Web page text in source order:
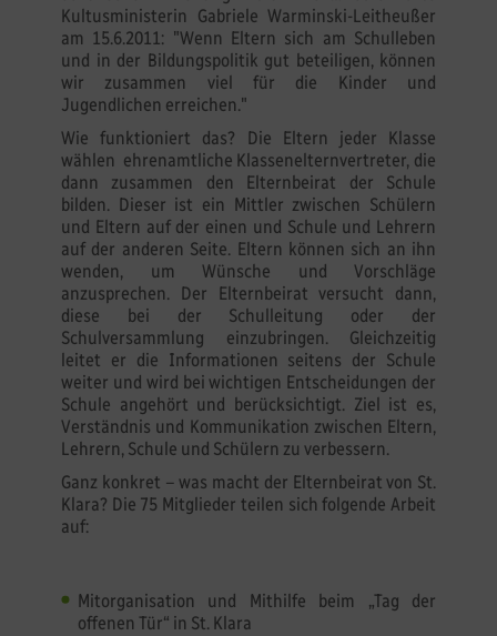
Kultusministerin Gabriele Warminski-Leitheußer
am 15.6.2011: "Wenn Eltern sich am Schulleben
und in der Bildungspolitik gut beteiligen, können
wir zusammen viel für die Kinder und
Jugendlichen erreichen."
Wie funktioniert das? Die Eltern jeder Klasse
wählen ehrenamtliche Klassenelternvertreter, die
dann zusammen den Elternbeirat der Schule
bilden. Dieser ist ein Mittler zwischen Schülern
und Eltern auf der einen und Schule und Lehrern
auf der anderen Seite. Eltern können sich an ihn
wenden, um Wünsche und Vorschläge
anzusprechen. Der Elternbeirat versucht dann,
diese bei der Schulleitung oder der
Schulversammlung einzubringen. Gleichzeitig
leitet er die Informationen seitens der Schule
weiter und wird bei wichtigen Entscheidungen der
Schule angehört und berücksichtigt. Ziel ist es,
Verständnis und Kommunikation zwischen Eltern,
Lehrern, Schule und Schülern zu verbessern.
Ganz konkret – was macht der Elternbeirat von St.
Klara? Die 75 Mitglieder teilen sich folgende Arbeit
auf:
Mitorganisation und Mithilfe beim „Tag der
offenen Tür“ in St. Klara